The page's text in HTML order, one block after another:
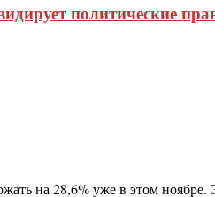
политические
на 28,6% уже в этом ноябре.